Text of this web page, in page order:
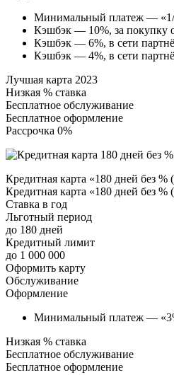
Минимальный платеж — «1/
Кэшбэк — 10%, за покупку
Кэшбэк — 6%, в сети
Кэшбэк — 4%, в сети
Лучшая карта 2023
Низкая % ставка
Бесплатное обслуживание
Бесплатное оформление
Рассрочка 0%
Кредитная карта «180 дней без
Кредитная карта «180 дней без
Ставка в год
Льготный период
до 180 дней
Кредитный лимит
до 1 000 000
Оформить карту
Обслуживание
Оформление
Минимальный платеж —
Низкая % ставка
Бесплатное обслуживание
Бесплатное оформление